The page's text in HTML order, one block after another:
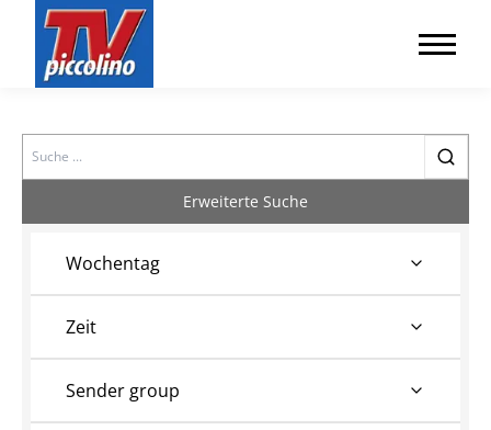
Search
Erweiterte Suche
Wochentag
Zeit
Sender group